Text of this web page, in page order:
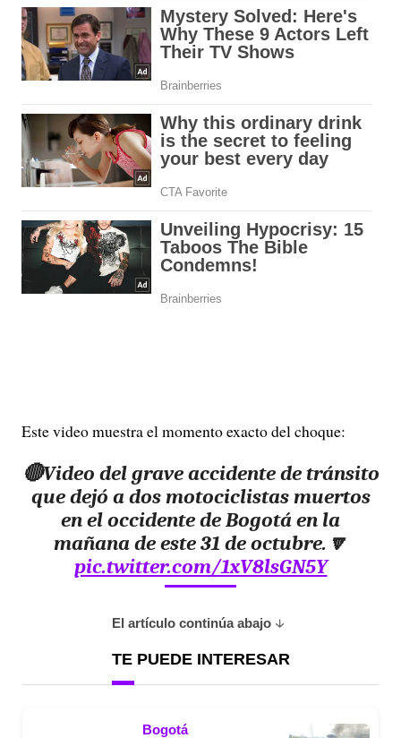
Este video muestra el momento exacto del choque:
🔴Video del grave accidente de tránsito
que dejó a dos motociclistas muertos
en el occidente de Bogotá en la
mañana de este 31 de octubre.🔽
pic.twitter.com/1xV8lsGN5Y
El artículo continúa abajo
TE PUEDE INTERESAR
Bogotá